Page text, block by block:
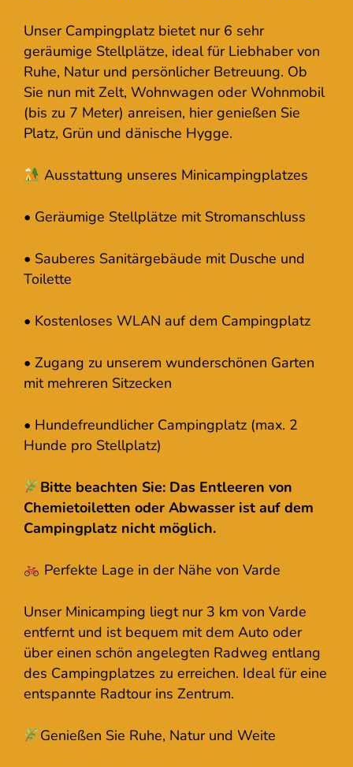
Unser Campingplatz bietet nur 6 sehr
geräumige Stellplätze, ideal für Liebhaber von
Ruhe, Natur und persönlicher Betreuung. Ob
Sie nun mit Zelt, Wohnwagen oder Wohnmobil
(bis zu 7 Meter) anreisen, hier genießen Sie
Platz, Grün und dänische Hygge.
Ausstattung unseres Minicampingplatzes
• Geräumige Stellplätze mit Stromanschluss
• Sauberes Sanitärgebäude mit Dusche und
Toilette
• Kostenloses WLAN auf dem Campingplatz
• Zugang zu unserem wunderschönen Garten
mit mehreren Sitzecken
• Hundefreundlicher Campingplatz (max. 2
Hunde pro Stellplatz)
Bitte beachten Sie: Das Entleeren von
Chemietoiletten oder Abwasser ist auf dem
Campingplatz nicht möglich.
Perfekte Lage in der Nähe von Varde
Unser Minicamping liegt nur 3 km von Varde
entfernt und ist bequem mit dem Auto oder
über einen schön angelegten Radweg entlang
des Campingplatzes zu erreichen. Ideal für eine
entspannte Radtour ins Zentrum.
Genießen Sie Ruhe, Natur und Weite